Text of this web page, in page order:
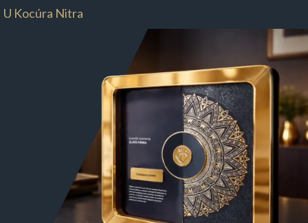
U Kocúra Nitra